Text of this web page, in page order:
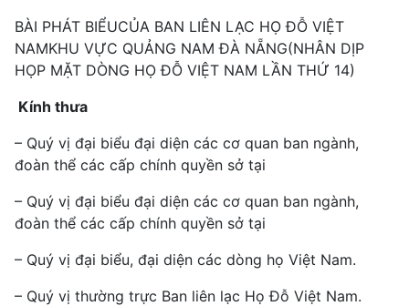
BÀI PHÁT BIỂUCỦA BAN LIÊN LẠC HỌ ĐỖ VIỆT
NAMKHU VỰC QUẢNG NAM ĐÀ NẴNG(NHÂN DỊP
HỌP MẶT DÒNG HỌ ĐỖ VIỆT NAM LẦN THỨ 14)
Kính thưa
– Quý vị đại biểu đại diện các cơ quan ban ngành,
đoàn thể các cấp chính quyền sở tại
– Quý vị đại biểu đại diện các cơ quan ban ngành,
đoàn thể các cấp chính quyền sở tại
– Quý vị đại biểu, đại diện các dòng họ Việt Nam.
– Quý vị thường trực Ban liên lạc Họ Đỗ Việt Nam.